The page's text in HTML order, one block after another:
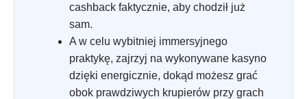
cashback faktycznie, aby chodził już
sam.
A w celu wybitniej immersyjnego
praktykę, zajrzyj na wykonywane kasyno
dzięki energicznie, dokąd możesz grać
obok prawdziwych krupierów przy grach